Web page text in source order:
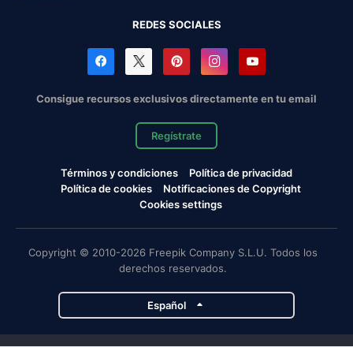
REDES SOCIALES
Consigue recursos exclusivos directamente en tu email
Regístrate
Términos y condiciones
Política de privacidad
Política de cookies
Notificaciones de Copyright
Cookies settings
Copyright © 2010-2026 Freepik Company S.L.U. Todos los
derechos reservados.
Español